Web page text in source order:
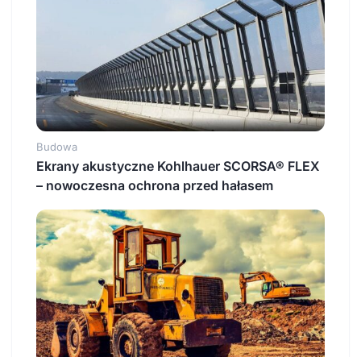
Budowa
Ekrany akustyczne Kohlhauer SCORSA® FLEX
– nowoczesna ochrona przed hałasem